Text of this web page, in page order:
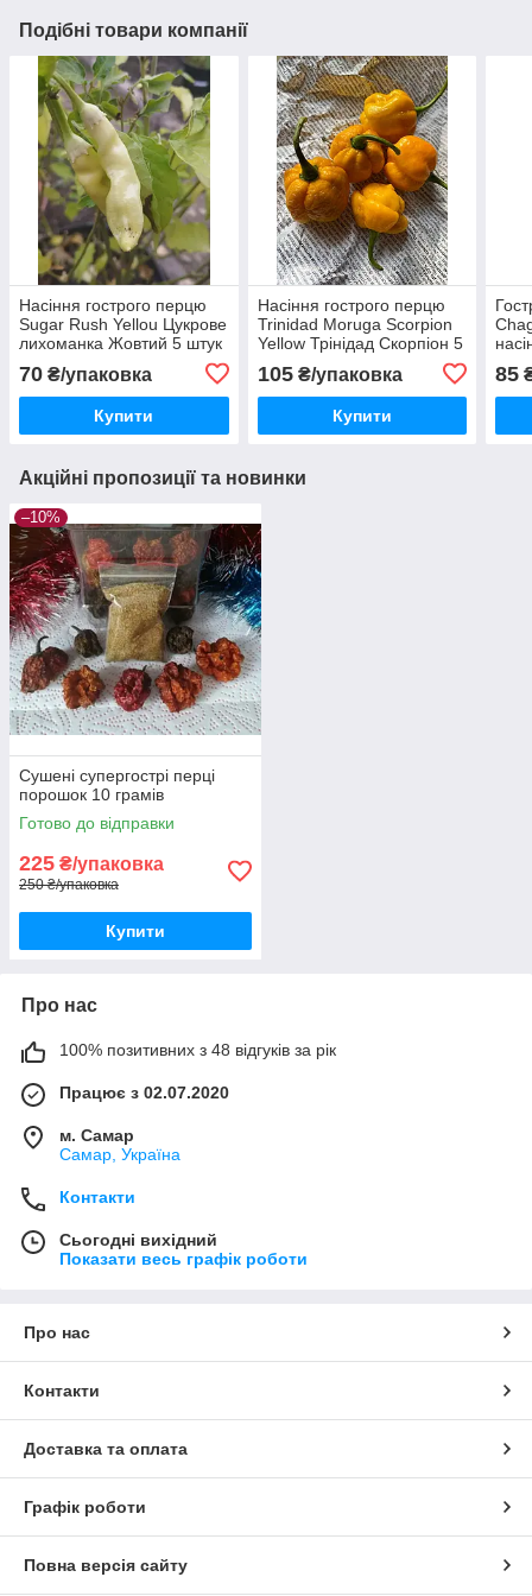
Подібні товари компанії
Насіння гострого перцю
Sugar Rush Yellou Цукрове
лихоманка Жовтий 5 штук
70 ₴/упаковка
Купити
Насіння гострого перцю
Trinidad Moruga Scorpion
Yellow Трінідад Скорпіон 5
105₴/упаковка
Купити
85
Акційні пропозиції та новинки
–10%
Сушені супергострі перці
порошок 10 грамів
Готово до відправки
225 ₴/упаковка
250 ₴/упаковка
Купити
Про нас
100% позитивних з 48 відгуків за рік
Працює з 02.07.2020
м. Самар
Самар, Україна
Контакти
Сьогодні вихідний
Показати весь графік роботи
Про нас
Контакти
Доставка та оплата
Графік роботи
Повна версія сайту